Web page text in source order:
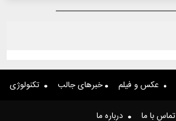
عکس و فیلم خبرهای جالب تکنولوژی
تماس با ما درباره ما